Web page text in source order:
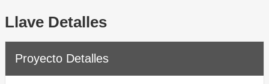
Llave Detalles
Proyecto Detalles